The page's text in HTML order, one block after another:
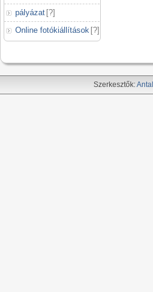
pályázat [?]
Online fotókiállítások [?]
Szerkesztők: